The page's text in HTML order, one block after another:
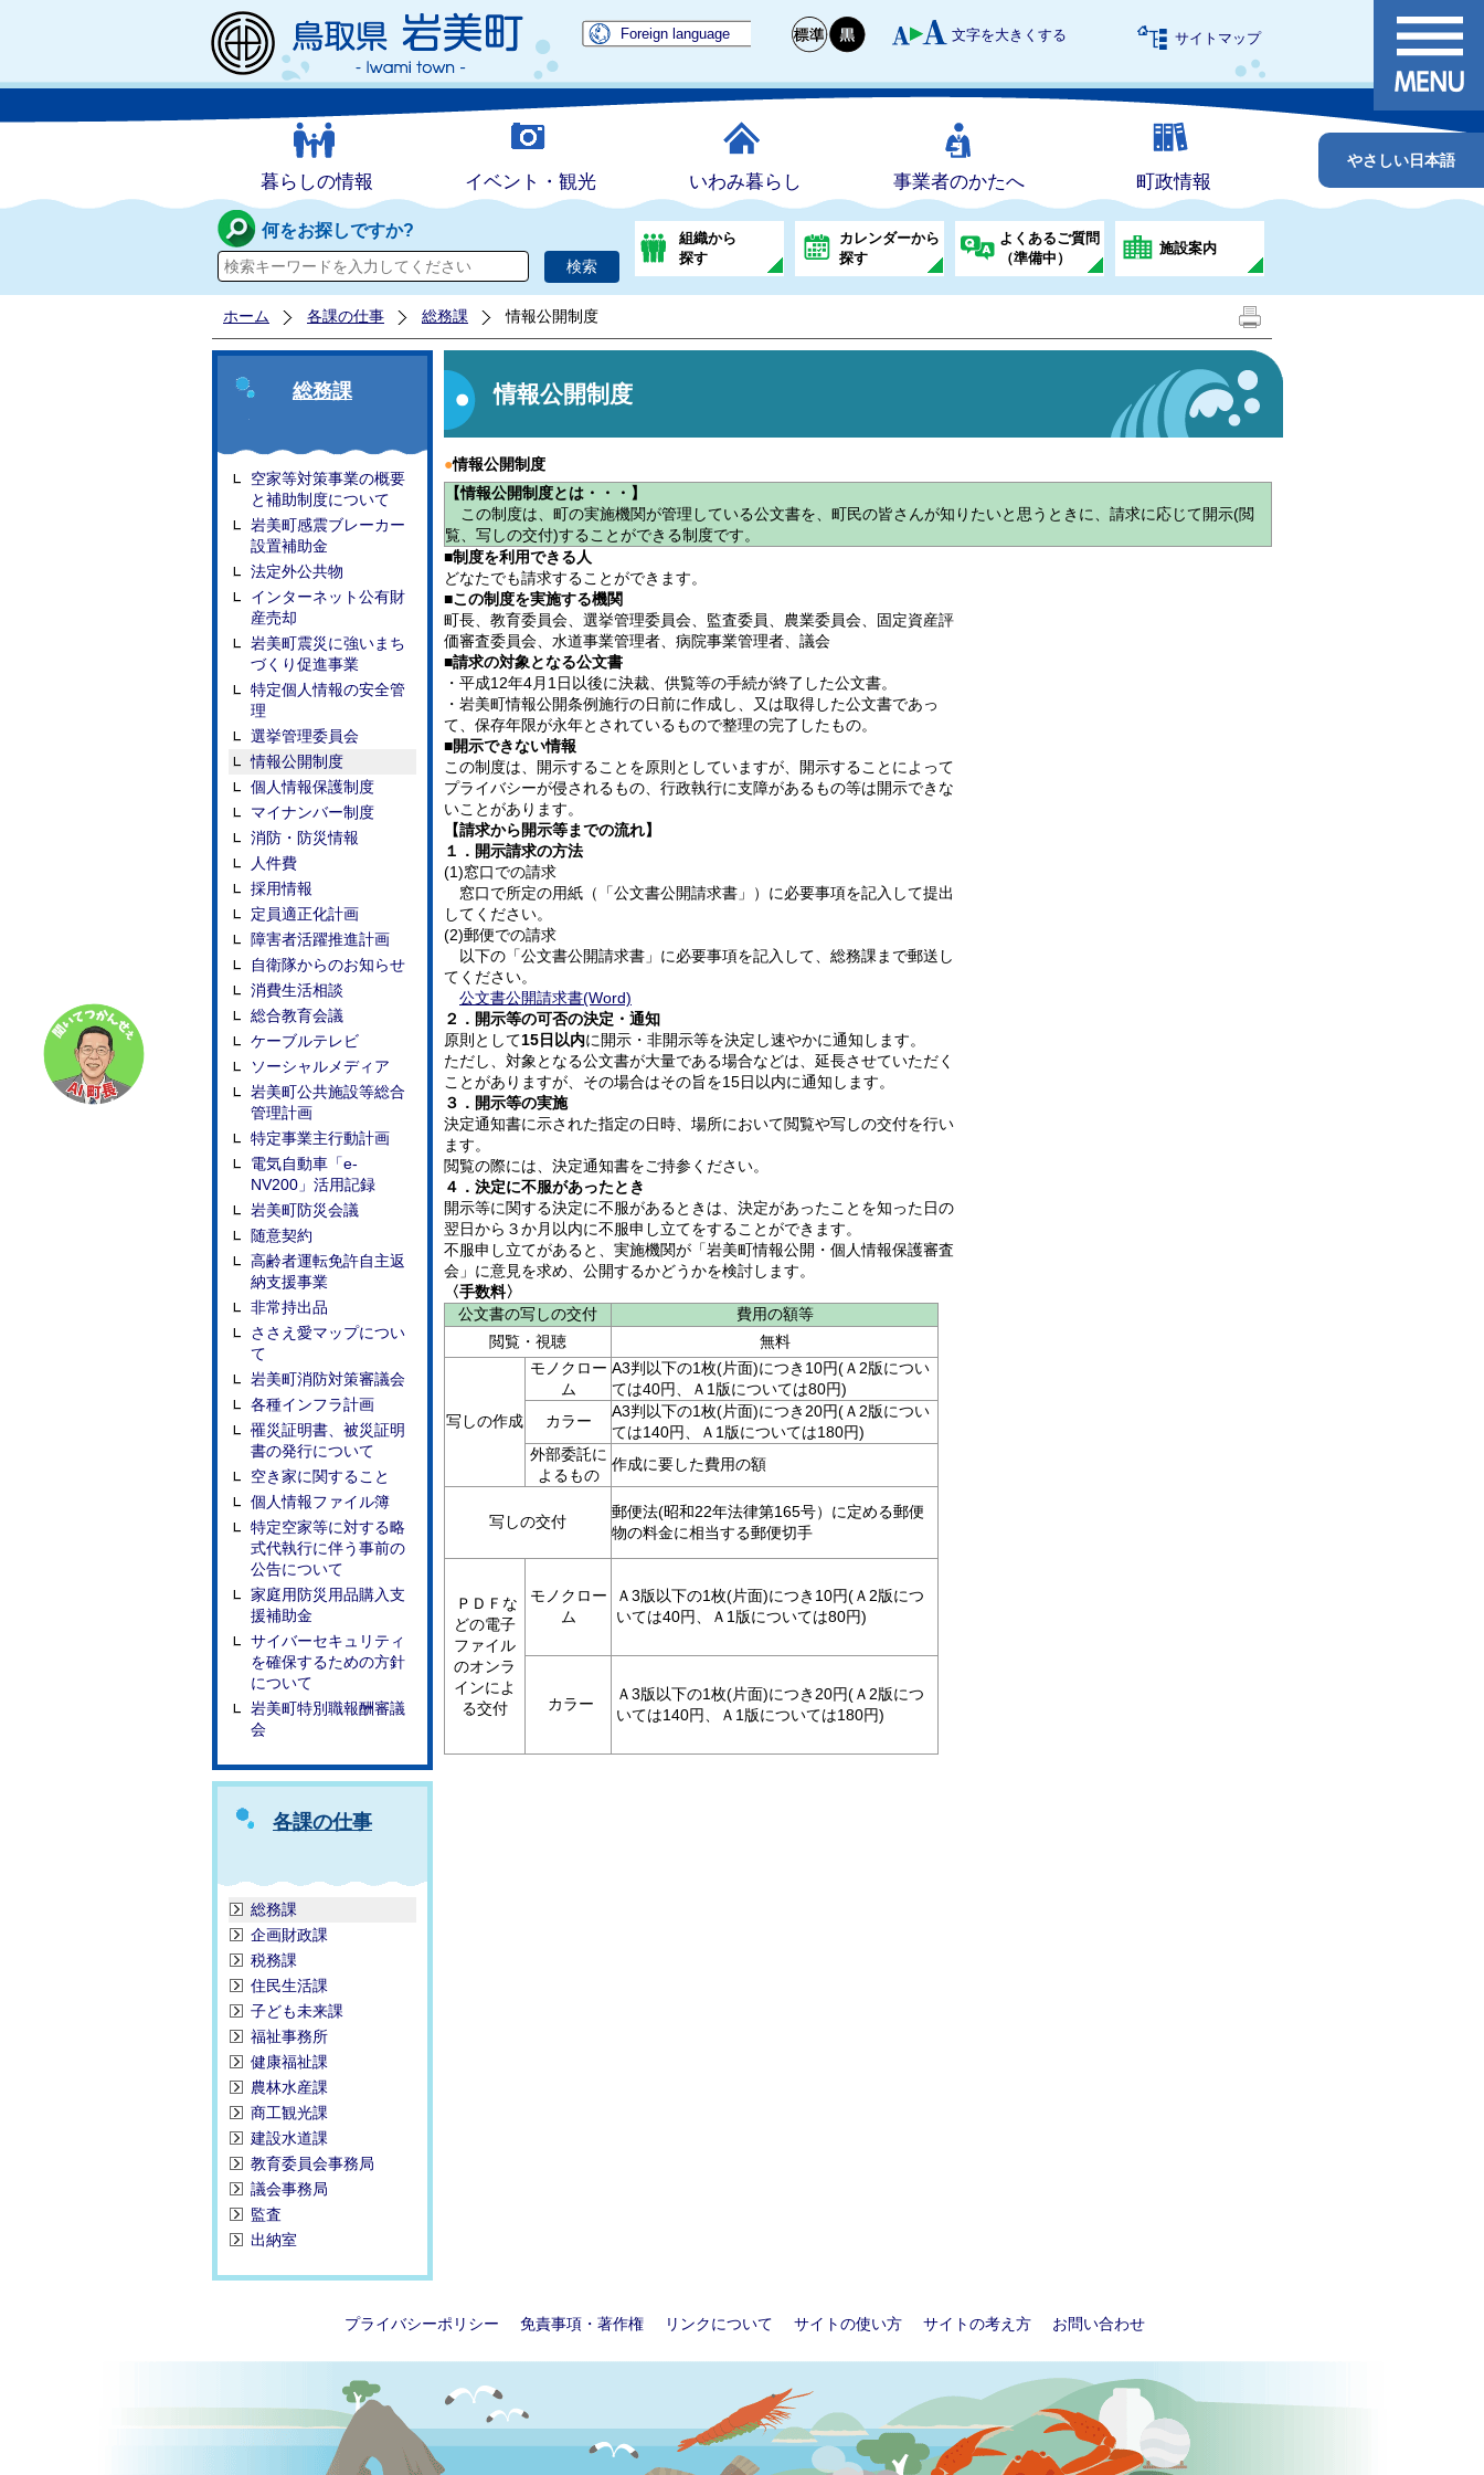
文字を大きくする サイトマップ
Foreign language
暮らしの情報 イベント・観光 いわみ暮らし 事業者のかたへ 町政情報
やさしい日本語
何をお探しですか?
組織から
探す
カレンダーから
探す
よくあるご質問
（準備中）
施設案内
ホーム 各課の仕事 総務課 情報公開制度
総務課
空家等対策事業の概要
と補助制度について
岩美町感震ブレーカー
設置補助金
法定外公共物
インターネット公有財
産売却
岩美町震災に強いまち
づくり促進事業
特定個人情報の安全管
理
選挙管理委員会
情報公開制度
個人情報保護制度
マイナンバー制度
消防・防災情報
人件費
採用情報
定員適正化計画
障害者活躍推進計画
自衛隊からのお知らせ
消費生活相談
総合教育会議
ケーブルテレビ
ソーシャルメディア
岩美町公共施設等総合
管理計画
特定事業主行動計画
電気自動車「e-
NV200」活用記録
岩美町防災会議
随意契約
高齢者運転免許自主返
納支援事業
非常持出品
ささえ愛マップについ
て
岩美町消防対策審議会
各種インフラ計画
罹災証明書、被災証明
書の発行について
空き家に関すること
個人情報ファイル簿
特定空家等に対する略
式代執行に伴う事前の
公告について
家庭用防災用品購入支
援補助金
サイバーセキュリティ
を確保するための方針
について
岩美町特別職報酬審議
会
各課の仕事
総務課
企画財政課
税務課
住民生活課
子ども未来課
福祉事務所
健康福祉課
農林水産課
商工観光課
建設水道課
教育委員会事務局
議会事務局
監査
出納室
情報公開制度
●情報公開制度
【情報公開制度とは・・・】
この制度は、町の実施機関が管理している公文書を、町民の皆さんが知りたいと思うときに、請求に応じて開示(閲
覧、写しの交付)することができる制度です。
■制度を利用できる人
どなたでも請求することができます。
■この制度を実施する機関
町長、教育委員会、選挙管理委員会、監査委員、農業委員会、固定資産評
価審査委員会、水道事業管理者、病院事業管理者、議会
■請求の対象となる公文書
・平成12年4月1日以後に決裁、供覧等の手続が終了した公文書。
・岩美町情報公開条例施行の日前に作成し、又は取得した公文書であっ
て、保存年限が永年とされているもので整理の完了したもの。
■開示できない情報
この制度は、開示することを原則としていますが、開示することによって
プライバシーが侵されるもの、行政執行に支障があるもの等は開示できな
いことがあります。
【請求から開示等までの流れ】
１．開示請求の方法
(1)窓口での請求
窓口で所定の用紙（「公文書公開請求書」）に必要事項を記入して提出
してください。
(2)郵便での請求
以下の「公文書公開請求書」に必要事項を記入して、総務課まで郵送し
てください。
公文書公開請求書(Word)
２．開示等の可否の決定・通知
原則として15日以内に開示・非開示等を決定し速やかに通知します。
ただし、対象となる公文書が大量である場合などは、延長させていただく
ことがありますが、その場合はその旨を15日以内に通知します。
３．開示等の実施
決定通知書に示された指定の日時、場所において閲覧や写しの交付を行い
ます。
閲覧の際には、決定通知書をご持参ください。
４．決定に不服があったとき
開示等に関する決定に不服があるときは、決定があったことを知った日の
翌日から３か月以内に不服申し立てをすることができます。
不服申し立てがあると、実施機関が「岩美町情報公開・個人情報保護審査
会」に意見を求め、公開するかどうかを検討します。
〈手数料〉
公文書の写しの交付
費用の額等
閲覧・視聴
無料
写しの作成
モノクロー
ム
A3判以下の1枚(片面)につき10円(Ａ2版につい
ては40円、Ａ1版については80円)
カラー
A3判以下の1枚(片面)につき20円(Ａ2版につい
ては140円、Ａ1版については180円)
外部委託に
よるもの
作成に要した費用の額
写しの交付
郵便法(昭和22年法律第165号）に定める郵便
物の料金に相当する郵便切手
ＰＤＦな
どの電子
ファイル
のオンラ
インによ
る交付
モノクロー
ム
Ａ3版以下の1枚(片面)につき10円(Ａ2版につ
いては40円、Ａ1版については80円)
カラー
Ａ3版以下の1枚(片面)につき20円(Ａ2版につ
いては140円、Ａ1版については180円)
プライバシーポリシー 免責事項・著作権 リンクについて サイトの使い方 サイトの考え方 お問い合わせ